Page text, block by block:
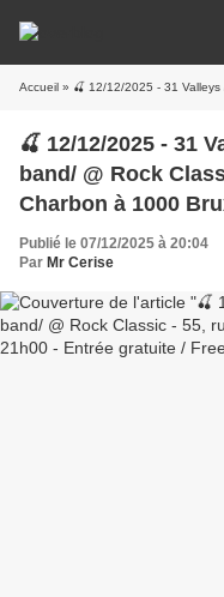
Accueil » 🍒 12/12/2025 - 31 Valleys /Acoustic covers band/ @
🍒 12/12/2025 - 31
band/ @ Rock
Charbon à 1000
gratuite / Free
Publié le 07/12/2025 à 20:04
Par Mr Cerise